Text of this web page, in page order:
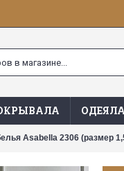
ОДЕЯЛА
Asabella 2306 (размер